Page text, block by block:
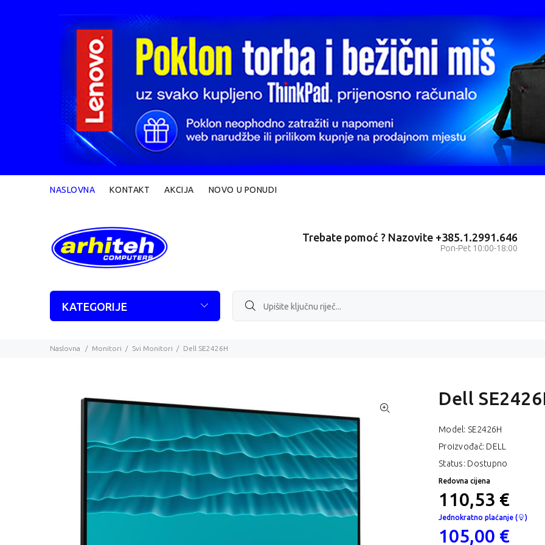
NASLOVNA KONTAKT AKCIJA NOVO U PONUDI
Trebate pomoć ? Nazovite +385.1.2991.646
Pon-Pet 10:00-18:00
KATEGORIJE
Naslovna Monitori Svi Monitori Dell SE2426H
Dell
Model: SE2426H
Proizvođač: DELL
Status: Dostupno
Redovna cijena
110,53 €
Jednokratno plaćanje ( )
105,00 €